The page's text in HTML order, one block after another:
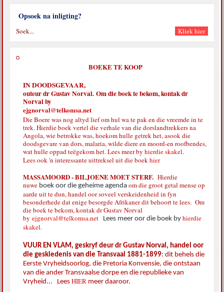
Opsoek na inligting?
BOEKE TE KOOP
IN DOODSGEVAAR,
outeur dr Gustav Norval. Om die boek te bekom, kontak dr
Norval by
ejgnorval@telkomsa.net
Die Boere was nog altyd lief om hul wa te pak en die vreemde in te
trek. Hierdie boek vertel die verhale van die dorslandtrekkers na
Angola, wie betrokke was, hoekom hulle getrek het, asook die
doodsgevare van dors, malaria, wilde diere en moord-en roofbendes,
wat hulle oppad teëgekom het. Lees meer byhierdie skakel.
Lees ook 'n interessante uittreksel uit die boekhier
MASSAMOORD - BILJOENE MOET STERF.Hierdie
nuwe boek oor die geheime agenda om die groot getal mense op
aarde uit te dun, handel oor soveel verskeidenheid in fyn
besonderhede dat enige besorgde Afrikaner dit behoort te lees. Om
die boek te bekom, kontak dr Gustav Norval
byejgnorval@telkomsa.net Lees meer oor die boek byhierdie
skakel.
VUUR EN VLAM, geskryf deur dr Gustav Norval, handel oor
die geskiedenis van die Transvaal 1881-1899: dit behels die
Eerste Vryheidsoorlog, die Pretoria Konvensie, die ontstaan
van die ander Transvaalse dorpe en die republieke van
Vryheid... Lees HIER meer daaroor.